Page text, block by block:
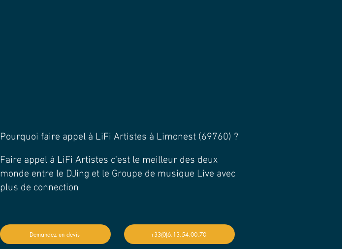
Pourquoi faire appel à LiFi Artistes à Limonest (69760) ?
Faire appel à LiFi Artistes c'est le meilleur des deux
monde entre le DJing et le Groupe de musique Live avec
plus de connection
Demandez un devis +33(0)6.13.54.00.70